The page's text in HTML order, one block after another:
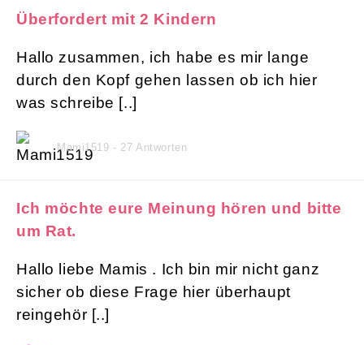
Überfordert mit 2 Kindern
Hallo zusammen, ich habe es mir lange
durch den Kopf gehen lassen ob ich hier
was schreibe [..]
Mami1519 - 27 Antworten
Ich möchte eure Meinung hören und bitte
um Rat.
Hallo liebe Mamis . Ich bin mir nicht ganz
sicher ob diese Frage hier überhaupt
reingehör [..]